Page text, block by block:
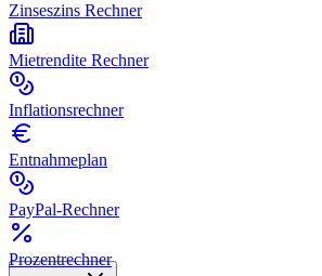
Zinseszins Rechner
Mietrendite Rechner
Inflationsrechner
Entnahmeplan
PayPal-Rechner
Prozentrechner